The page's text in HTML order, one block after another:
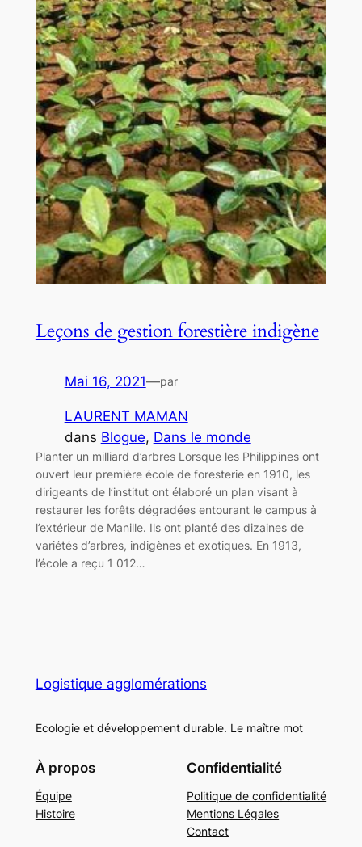
Leçons de gestion forestière indigène
Mai 16, 2021—par
LAURENT MAMAN
dans Blogue, Dans le monde
Planter un milliard d’arbres Lorsque les Philippines ont
ouvert leur première école de foresterie en 1910, les
dirigeants de l’institut ont élaboré un plan visant à
restaurer les forêts dégradées entourant le campus à
l’extérieur de Manille. Ils ont planté des dizaines de
variétés d’arbres, indigènes et exotiques. En 1913,
l’école a reçu 1 012…
Logistique agglomérations
Ecologie et développement durable. Le maître mot
À propos
Équipe
Histoire
Confidentialité
Politique de confidentialité
Mentions Légales
Contact